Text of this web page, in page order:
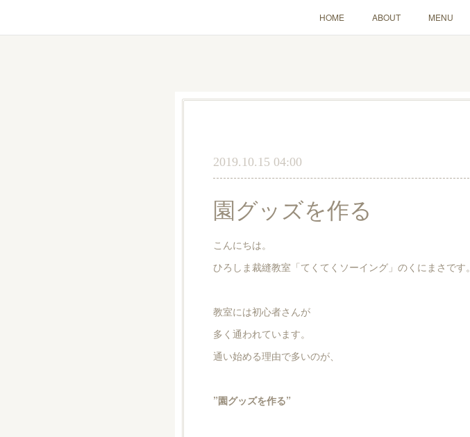
HOME ABOUT MENU
2019.10.15 04:00
園グッズを作る
こんにちは。
ひろしま裁縫教室「てくてくソーイング」のくにまさです。
教室には初心者さんが
多く通われています。
通い始める理由で多いのが、
”園グッズを作る”